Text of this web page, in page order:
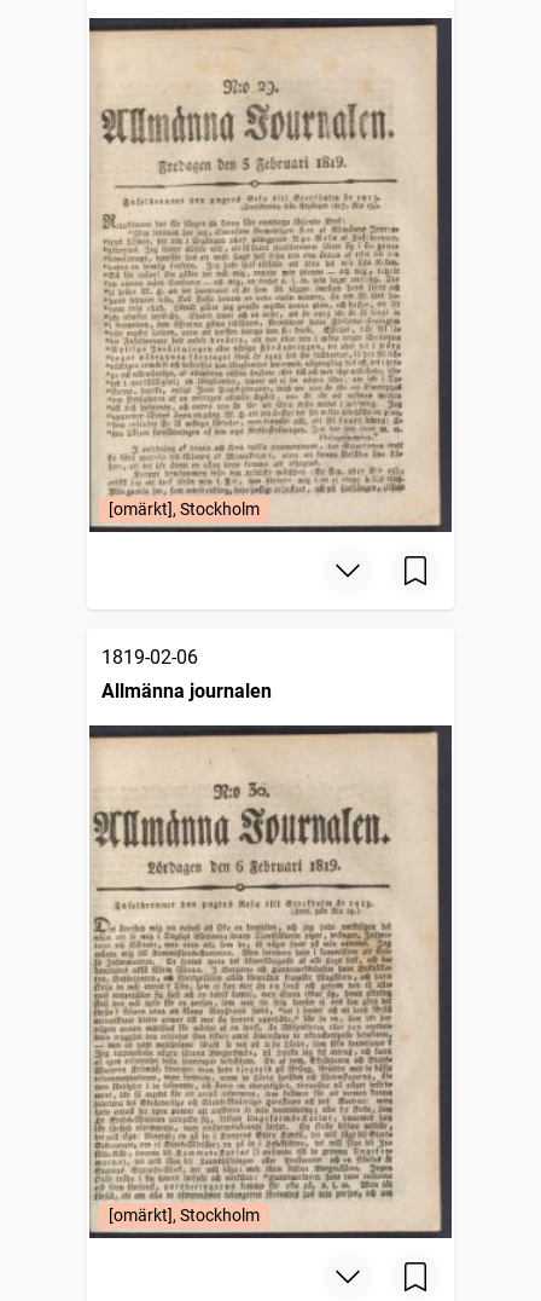
[omärkt], Stockholm
1819-02-06
Allmänna journalen
[omärkt], Stockholm